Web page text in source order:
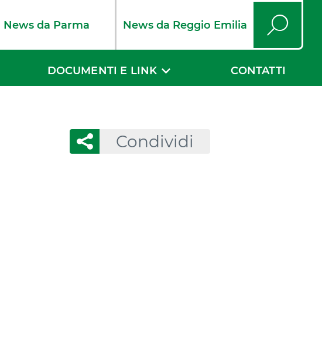
News da Parma News da Reggio Emilia Cerca
DOCUMENTI E LINK CONTATTI
Condividi